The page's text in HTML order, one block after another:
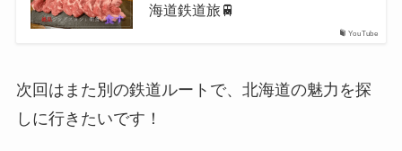
YouTube
海道鉄道旅🚆
次回はまた別の鉄道ルートで、北海道の魅力を探
しに行きたいです！